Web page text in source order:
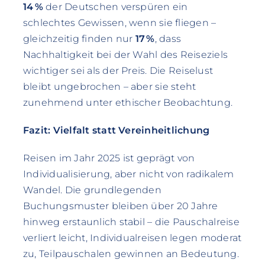
14 %der Deutschen verspüren ein
schlechtes Gewissen, wenn sie fliegen –
gleichzeitig finden nur 17 %, dass
Nachhaltigkeit bei der Wahl des Reiseziels
wichtiger sei als der Preis. Die Reiselust
bleibt ungebrochen – aber sie steht
zunehmend unter ethischer Beobachtung.
Fazit: Vielfalt statt Vereinheitlichung
Reisen im Jahr 2025 ist geprägt von
Individualisierung, aber nicht von radikalem
Wandel. Die grundlegenden
Buchungsmuster bleiben über 20 Jahre
hinweg erstaunlich stabil – die Pauschalreise
verliert leicht, Individualreisen legen moderat
zu, Teilpauschalen gewinnen an Bedeutung.